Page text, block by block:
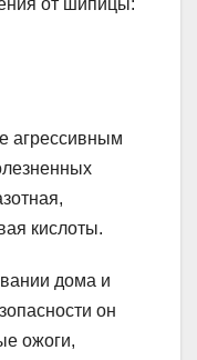
агрессивным
кислоты.
дома и
он
ожоги,